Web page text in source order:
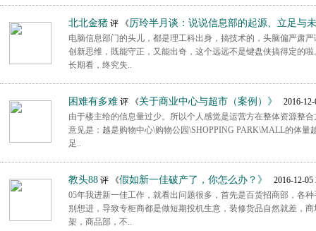
北北金猪 评 《厉玲半月谈：说说信息部的起源、立足与
电脑信息部门的头儿，都是理工科出身，搞技术的，头脑偏严肃
创新思维，既能守正，又能出奇，这个远远不是键盘侠搞得定的
长期看，终究失..
困难有多难 评 《关于商业中心与超市（案例）》
2016-12-
由于楼主给的信息量过少。所以个人感觉是运营方在整体资源整
意见是：越是购物中心\购物公园\SHOPPING PARK\MALL的体
足..
教头88 评 《假如新一佳破产了，你怎么办？》
2016-12-05
05年我进新一佳工作，就看出问题很多，首先是百货招商部，各
别想进，导致专柜商都是做短期投机生意，装修货品自然就差，
架，商品部，不..